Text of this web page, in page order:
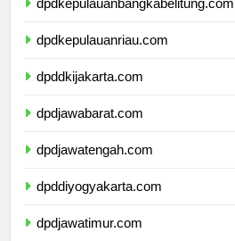
dpdkepulauanbangkabelitung.com
dpdkepulauanriau.com
dpddkijakarta.com
dpdjawabarat.com
dpdjawatengah.com
dpddiyogyakarta.com
dpdjawatimur.com